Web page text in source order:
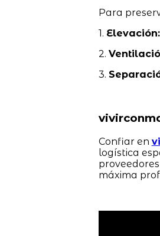
Para
1. Elevación:
2.
3.
Confiar en
logística
máxima